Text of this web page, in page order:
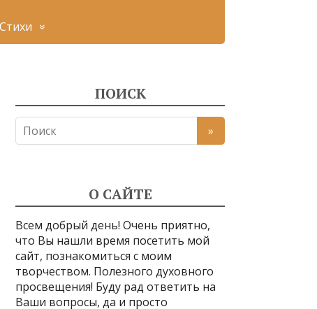
Стихи
ПОИСК
О САЙТЕ
Всем добрый день! Очень приятно,
что Вы нашли время посетить мой
сайт, познакомиться с моим
творчеством. Полезного духовного
просвещения! Буду рад ответить на
Ваши вопросы, да и просто